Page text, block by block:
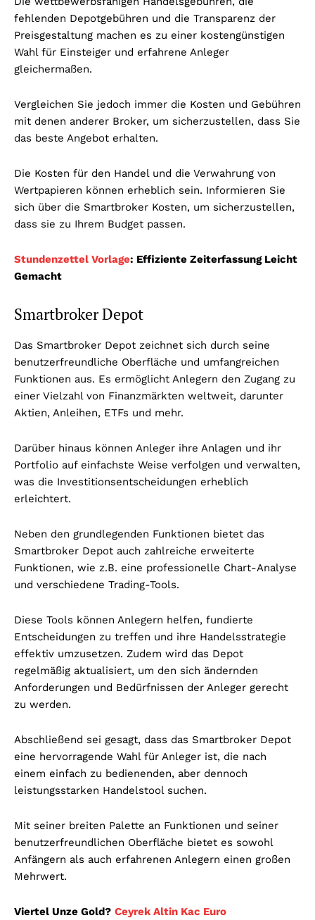
fehlenden Depotgebühren und die Transparenz der
Preisgestaltung machen es zu einer kostengünstigen
Wahl für Einsteiger und erfahrene Anleger
gleichermaßen.
Vergleichen Sie jedoch immer die Kosten und Gebühren
mit denen anderer Broker, um sicherzustellen, dass Sie
das beste Angebot erhalten.
Die Kosten für den Handel und die Verwahrung von
Wertpapieren können erheblich sein. Informieren Sie
sich über die Smartbroker Kosten, um sicherzustellen,
dass sie zu Ihrem Budget passen.
Stundenzettel Vorlage: Effiziente Zeiterfassung Leicht
Gemacht
Smartbroker Depot
Das Smartbroker Depot zeichnet sich durch seine
benutzerfreundliche Oberfläche und umfangreichen
Funktionen aus. Es ermöglicht Anlegern den Zugang zu
einer Vielzahl von Finanzmärkten weltweit, darunter
Aktien, Anleihen, ETFs und mehr.
Darüber hinaus können Anleger ihre Anlagen und ihr
Portfolio auf einfachste Weise verfolgen und verwalten,
was die Investitionsentscheidungen erheblich
erleichtert.
Neben den grundlegenden Funktionen bietet das
Smartbroker Depot auch zahlreiche erweiterte
Funktionen, wie z.B. eine professionelle Chart-Analyse
und verschiedene Trading-Tools.
Diese Tools können Anlegern helfen, fundierte
Entscheidungen zu treffen und ihre Handelsstrategie
effektiv umzusetzen. Zudem wird das Depot
regelmäßig aktualisiert, um den sich ändernden
Anforderungen und Bedürfnissen der Anleger gerecht
zu werden.
Abschließend sei gesagt, dass das Smartbroker Depot
eine hervorragende Wahl für Anleger ist, die nach
einem einfach zu bedienenden, aber dennoch
leistungsstarken Handelstool suchen.
Mit seiner breiten Palette an Funktionen und seiner
benutzerfreundlichen Oberfläche bietet es sowohl
Anfängern als auch erfahrenen Anlegern einen großen
Mehrwert.
Viertel Unze Gold? Ceyrek Altin Kac Euro